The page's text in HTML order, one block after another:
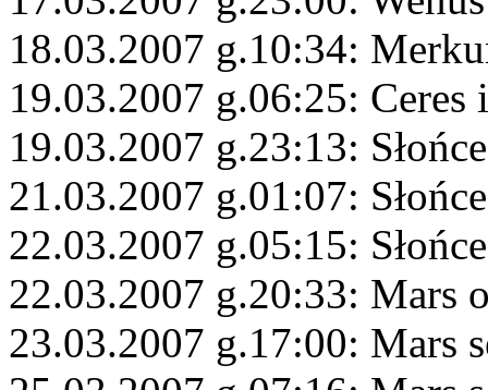
18.03.2007 g.10:34:
19.03.2007 g.06:25: Ceres
19.03.2007 g.23:13:
21.03.2007 g.01:07:
22.03.2007 g.05:15:
22.03.2007 g.20:33: Mars
23.03.2007 g.17:00: Mars